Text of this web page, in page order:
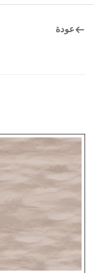
عودة